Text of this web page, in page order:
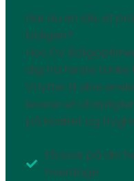
Har du en idé, et
boligen?
Hos OV
dig fra første
Vi lytter til dine
leverer et
på kvalitet og
Få svar på din
hverdage